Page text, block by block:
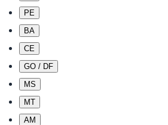
PE
BA
CE
GO / DF
MS
MT
AM